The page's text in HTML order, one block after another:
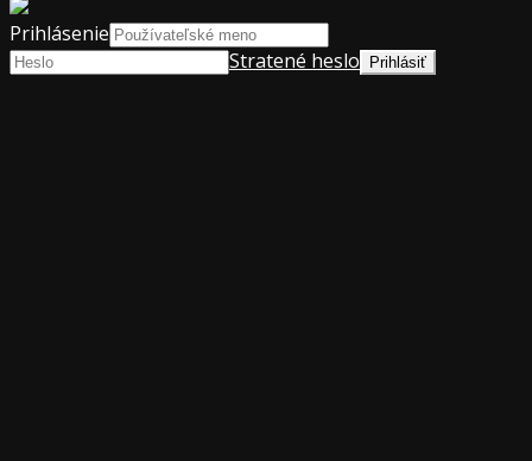
Prihlásenie
Stratené heslo